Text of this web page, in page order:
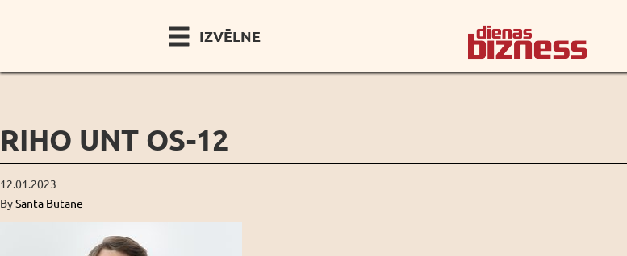
IZVĒLNE
RIHO UNT OS-12
12.01.2023
BySanta Butāne